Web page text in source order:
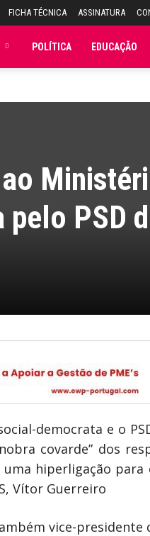
FICHA TÉCNICA ASSINATURA
POLÍTICA EDUCAÇÃO
PSD
democrata e o
covarde” dos
hiperligação para
Vítor Guerreiro
vice-